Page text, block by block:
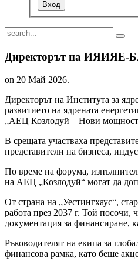
Директорът на ИЯИЯЕ-
on 20 Май 2026.
Директорът на Института за
развитието на ядрената
„АЕЦ Козлодуй – Нови
В срещата участваха
представители на бизнеса,
По време на форума,
на АЕЦ „Козлодуй“ могат да
От страна на „Уестингхаус“,
работа през 2037 г. Той посочи,
документация за финансиране,
Ръководителят на екипа за
финансова рамка, като беше